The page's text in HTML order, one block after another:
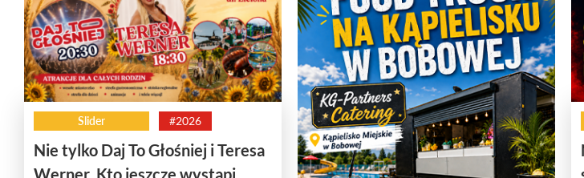
Slider #2026
Nie tylko Daj To Głośniej i Teresa
Werner. Kto jeszcze wystąpi